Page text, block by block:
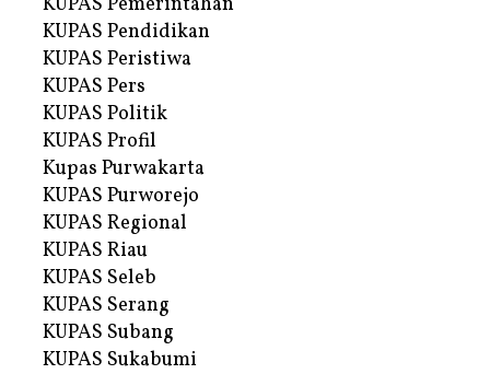
KUPAS Pendidikan
KUPAS Peristiwa
KUPAS Pers
KUPAS Politik
KUPAS Profil
Kupas Purwakarta
KUPAS Purworejo
KUPAS Regional
KUPAS Riau
KUPAS Seleb
KUPAS Serang
KUPAS Subang
KUPAS Sukabumi